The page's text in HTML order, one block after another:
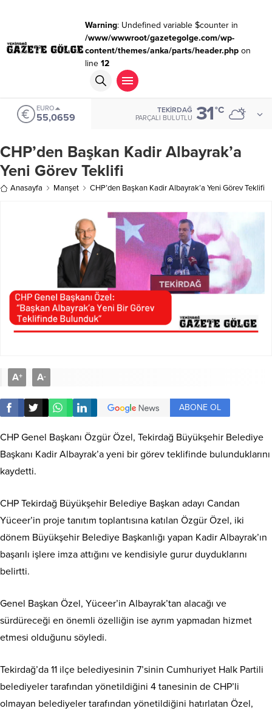
Warning: Undefined variable $counter in
/www/wwwroot/gazetegolge.com/wp-
content/themes/anka/parts/header.phpon
line 12
EURO
55,0659
TEKIRDAĞ
PARÇALI BULUTLU 31°C
CHP’den Başkan Kadir Albayrak’a
Yeni Görev Teklifi
Anasayfa Manşet CHP’den Başkan Kadir Albayrak’a Yeni Görev Teklifi
A+ A-
ABONE OL
CHP Genel Başkanı Özgür Özel, Tekirdağ Büyükşehir Belediye
Başkanı Kadir Albayrak’a yeni bir görev teklifinde bulunduklarını
kaydetti.
CHP Tekirdağ Büyükşehir Belediye Başkan adayı Candan
Yüceer’in proje tanıtım toplantısına katılan Özgür Özel, iki
dönem Büyükşehir Belediye Başkanlığı yapan Kadir Albayrak’ın
başarılı işlere imza attığını ve kendisiyle gurur duyduklarını
belirtti.
Genel Başkan Özel, Yüceer’in Albayrak’tan alacağı ve
sürdüreceği en önemli özelliğin ise ayrım yapmadan hizmet
etmesi olduğunu söyledi.
Tekirdağ’da 11 ilçe belediyesinin 7’sinin Cumhuriyet Halk Partili
belediyeler tarafından yönetildiğini 4 tanesinin de CHP’li
olmayan belediyeler tarafından yönetildiğini hatırlatan Özel,